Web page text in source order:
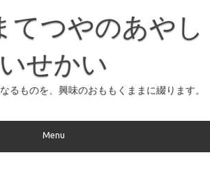
てつやのあやし
いせかい
るものを、興味のおももくままに綴ります。
Menu